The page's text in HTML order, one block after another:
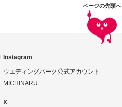
Instagram
ウエディングパーク公式アカウント
MICHINARU
X
ページの先頭へ